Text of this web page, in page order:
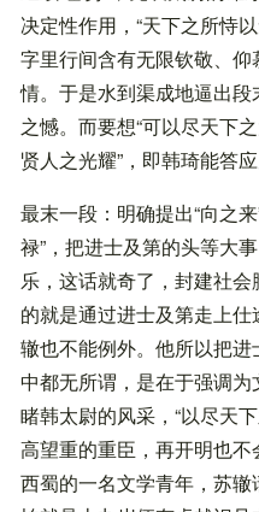
决定性作用，“天下之所恃
字里行间含有无限钦敬、
情。于是水到渠成地逼出段
之憾。而要想“可以尽天下
贤人之光耀”，即韩琦能答应
最末一段：明确提出“向之
禄”，把进士及第的头等大
乐，这话就奇了，封建社
的就是通过进士及第走上
辙也不能例外。他所以把
中都无所谓，是在于强调为
睹韩太尉的风采，“以尽天
高望重的重臣，再开明也
西蜀的一名文学青年，苏辙